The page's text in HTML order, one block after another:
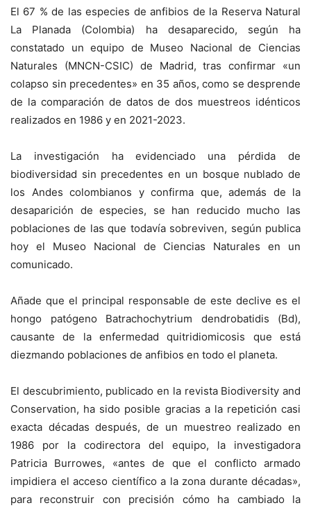
El 67 % de las especies de anfibios de la Reserva Natural
La Planada (Colombia) ha desaparecido, según ha
constatado un equipo de Museo Nacional de Ciencias
Naturales (MNCN-CSIC) de Madrid, tras confirmar «un
colapso sin precedentes» en 35 años, como se desprende
de la comparación de datos de dos muestreos idénticos
realizados en 1986 y en 2021-2023.
La investigación ha evidenciado una pérdida de
biodiversidad sin precedentes en un bosque nublado de
los Andes colombianos y confirma que, además de la
desaparición de especies, se han reducido mucho las
poblaciones de las que todavía sobreviven, según publica
hoy el Museo Nacional de Ciencias Naturales en un
comunicado.
Añade que el principal responsable de este declive es el
hongo patógeno Batrachochytrium dendrobatidis (Bd),
causante de la enfermedad quitridiomicosis que está
diezmando poblaciones de anfibios en todo el planeta.
El descubrimiento, publicado en la revista Biodiversity and
Conservation, ha sido posible gracias a la repetición casi
exacta décadas después, de un muestreo realizado en
1986 por la codirectora del equipo, la investigadora
Patricia Burrowes, «antes de que el conflicto armado
impidiera el acceso científico a la zona durante décadas»,
para reconstruir con precisión cómo ha cambiado la